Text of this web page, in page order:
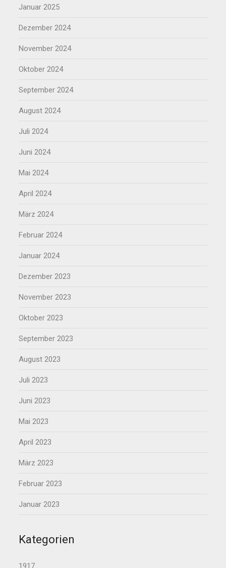
Januar 2025
Dezember 2024
November 2024
Oktober 2024
September 2024
August 2024
Juli 2024
Juni 2024
Mai 2024
April 2024
März 2024
Februar 2024
Januar 2024
Dezember 2023
November 2023
Oktober 2023
September 2023
August 2023
Juli 2023
Juni 2023
Mai 2023
April 2023
März 2023
Februar 2023
Januar 2023
Kategorien